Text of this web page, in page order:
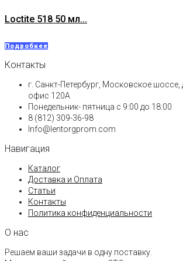
Loctite 518 50 мл...
Подробнее
Контакты
г. Санкт-Петербург, Московское шоссе,
офис 120А
Понедельник- пятница с 9:00 до 18:00​
8 (812) 309-36-98
Info@lentorgprom.com
Навигация
Каталог
Доставка и Оплата
Статьи
Контакты
Политика конфиденциальности
О нас
Решаем ваши задачи в одну поставку.